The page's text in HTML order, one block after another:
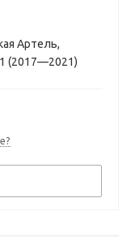
Артель,
(2017—2021)